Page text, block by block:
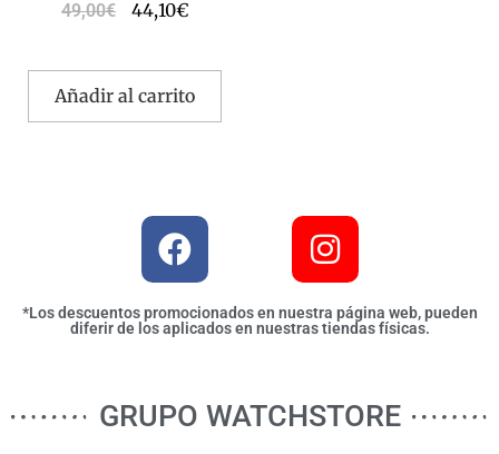
49,00€ 44,10€
Añadir al carrito
*Los descuentos promocionados en nuestra página web, pueden
diferir de los aplicados en nuestras tiendas físicas.
GRUPO WATCHSTORE